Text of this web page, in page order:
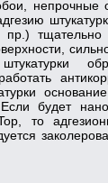
непрочные
тщательно
будет
то